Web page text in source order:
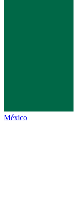
México